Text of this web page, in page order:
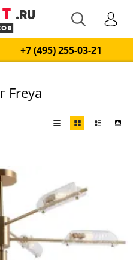
+7 (495) 255-03-21
Freya